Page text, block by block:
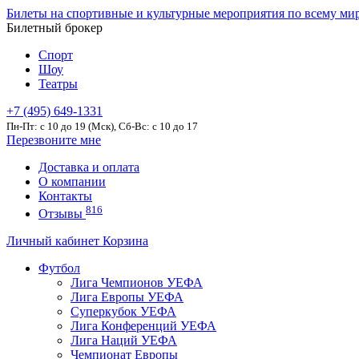
Билеты на спортивные и культурные мероприятия по всему
Билетный брокер
Спорт
Шоу
Театры
+7 (495) 649-1331
Пн-Пт: c 10 до 19 (Мск), Сб-Вс: с 10 до 17
Перезвоните мне
Доставка и оплата
О компании
Контакты
Отзывы 816
Личный кабинет Корзина
Футбол
Лига Чемпионов УЕФА
Лига Европы УЕФА
Суперкубок УЕФА
Лига Конференций УЕФА
Лига Наций УЕФА
Чемпионат Европы